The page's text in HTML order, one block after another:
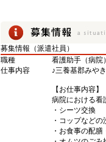
募集情報（派遣社員）
職種
看護助手（病院）
仕事内容
♪三養基郡みや
【お仕事内容】
病院における看
・シーツ交換
・コップなどの
・お食事の配膳